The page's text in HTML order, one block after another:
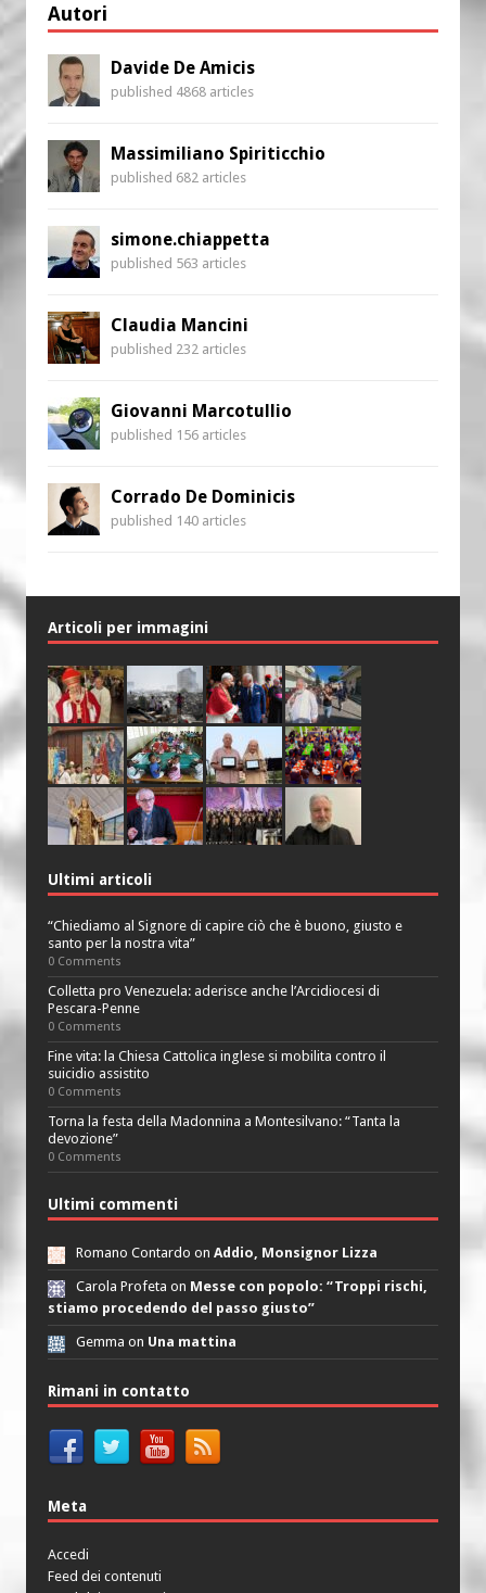
Autori
Davide De Amicis
published 4868 articles
Massimiliano Spiriticchio
published 682 articles
simone.chiappetta
published 563 articles
Claudia Mancini
published 232 articles
Giovanni Marcotullio
published 156 articles
Corrado De Dominicis
published 140 articles
Articoli per immagini
Ultimi articoli
“Chiediamo al Signore di capire ciò che è buono, giusto e
santo per la nostra vita”
0 Comments
Colletta pro Venezuela: aderisce anche l’Arcidiocesi di
Pescara-Penne
0 Comments
Fine vita: la Chiesa Cattolica inglese si mobilita contro il
suicidio assistito
0 Comments
Torna la festa della Madonnina a Montesilvano: “Tanta la
devozione”
0 Comments
Ultimi commenti
Romano Contardo on Addio, Monsignor Lizza
Carola Profeta on Messe con popolo: “Troppi rischi,
stiamo procedendo del passo giusto”
Gemma on Una mattina
Rimani in contatto
Meta
Accedi
Feed dei contenuti